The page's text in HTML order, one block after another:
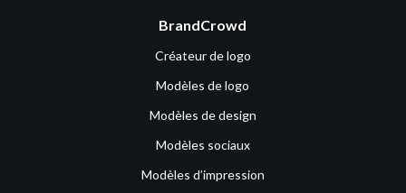
BrandCrowd
Créateur de logo
Modèles de logo
Modèles de design
Modèles sociaux
Modèles d’impression